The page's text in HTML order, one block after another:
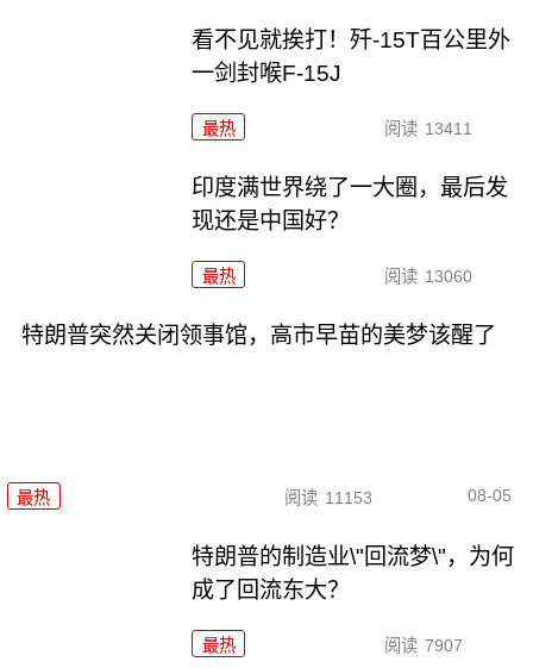
看不见就挨打！歼-15T百公里外
一剑封喉F-15J
最热 阅读 13411
印度满世界绕了一大圈，最后发
现还是中国好？
最热 阅读 13060
特朗普突然关闭领事馆，高市早苗的美梦该醒了
最热 阅读 11153 08-05
特朗普的制造业\"回流梦\"，为何
成了回流东大？
最热 阅读 7907